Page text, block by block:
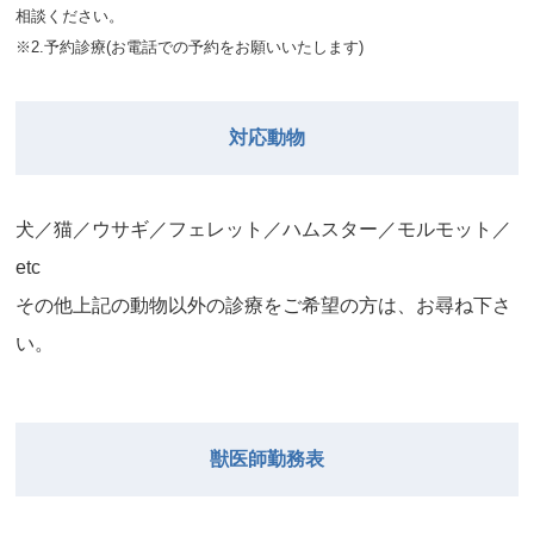
相談ください。
※2.予約診療(お電話での予約をお願いいたします)
対応動物
⽝／猫／ウサギ／フェレット／ハムスター／モルモット／
etc
その他上記の動物以外の診療をご希望の⽅は、お尋ね下さ
い。
獣医師勤務表